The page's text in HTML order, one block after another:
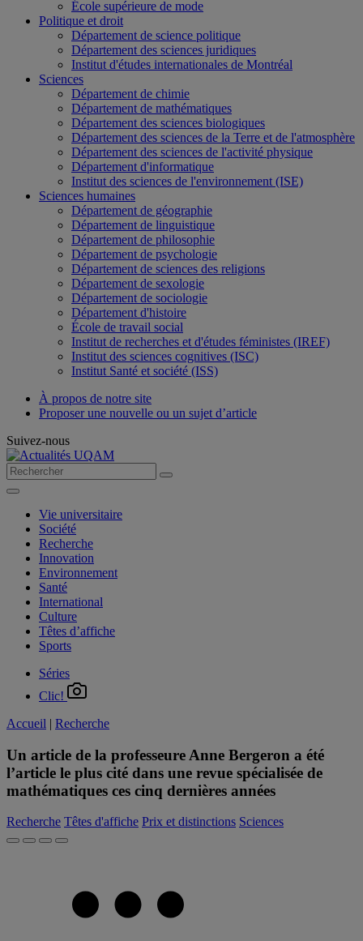
École supérieure de mode
Politique et droit
Département de science politique
Département des sciences juridiques
Institut d'études internationales de Montréal
Sciences
Département de chimie
Département de mathématiques
Département des sciences biologiques
Département des sciences de la Terre et de l'atmosphère
Département des sciences de l'activité physique
Département d'informatique
Institut des sciences de l'environnement (ISE)
Sciences humaines
Département de géographie
Département de linguistique
Département de philosophie
Département de psychologie
Département de sciences des religions
Département de sexologie
Département de sociologie
Département d'histoire
École de travail social
Institut de recherches et d'études féministes (IREF)
Institut des sciences cognitives (ISC)
Institut Santé et société (ISS)
À propos de notre site
Proposer une nouvelle ou un sujet d’article
Suivez-nous
Vie universitaire
Société
Recherche
Innovation
Environnement
Santé
International
Culture
Têtes d’affiche
Sports
Séries
Clic!
Accueil | Recherche
Un article de la professeure Anne Bergeron a été
l’article le plus cité dans une revue spécialisée de
mathématiques ces cinq dernières années
Recherche Têtes d'affiche Prix et distinctions Sciences